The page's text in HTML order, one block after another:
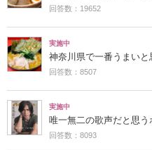
回答数：19652
実施中
神奈川県で一番うまい
回答数：8507
実施中
唯一無二の歌声だと思う
回答数：8093